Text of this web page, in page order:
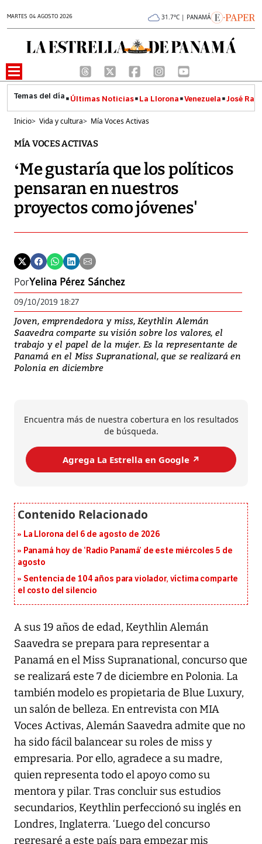
MARTES 04 AGOSTO 2026 31.7°C | PANAMÁ
Últimas Noticias La Llorona Venezuela José
Inicio> Vida y cultura> Mía Voces Activas
MÍA VOCES ACTIVAS
‘Me gustaría que los políticos
pensaran en nuestros
proyectos como jóvenes'
PorYelina Pérez Sánchez
09/10/2019 18:27
Joven, emprendedora y miss, Keythlin Alemán
Saavedra comparte su visión sobre los valores, el
trabajo y el papel de la mujer. Es la representante de
Panamá en el Miss Supranational, que se realizará en
Polonia en diciembre
Encuentra más de nuestra cobertura en los resultados
de búsqueda.
Agrega La Estrella en Google ↗️
La Llorona del 6 de agosto de 2026
Panamá hoy de ‘Radio Panamá’ de este miércoles 5 de
agosto
Sentencia de 104 años para violador, víctima comparte
el costo del silencio
A sus 19 años de edad, Keythlin Alemán
Saavedra se prepara para representar a
Panamá en el Miss Supranational, concurso que
se realizará este 7 de diciembre en Polonia. La
también modelo es propietaria de Blue Luxury,
un salón de belleza. En entrevista con MIA
Voces Activas, Alemán Saavedra admite que no
ha sido fácil balancear su roles de miss y
empresaria. Por ello, agradece a su madre,
quien representa todo el apoyo como su
mentora y pilar. Tras concluir sus estudios
secundarios, Keythlin perfeccionó su inglés en
Londres, Inglaterra. ‘Luego del concurso
regresaré a este país para empezar mis